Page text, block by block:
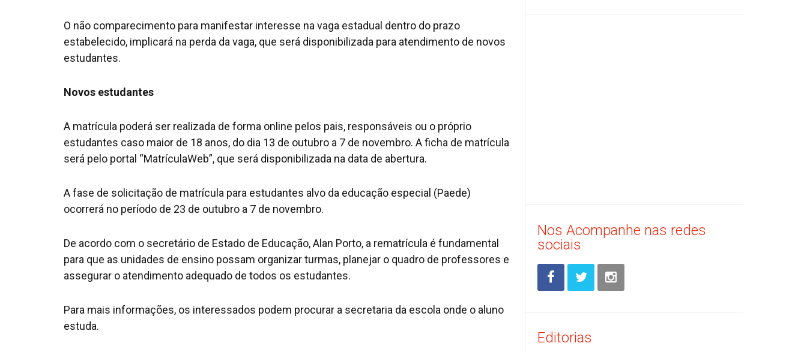
O não comparecimento para manifestar interesse na vaga estadual dentro do prazo
estabelecido, implicará na perda da vaga, que será disponibilizada para atendimento de novos
estudantes.
Novos estudantes
A matrícula poderá ser realizada de forma online pelos pais, responsáveis ou o próprio
estudantes caso maior de 18 anos, do dia 13 de outubro a 7 de novembro. A ficha de matrícula
será pelo portal “MatrículaWeb”, que será disponibilizada na data de abertura.
A fase de solicitação de matrícula para estudantes alvo da educação especial (Paede)
ocorrerá no período de 23 de outubro a 7 de novembro.
De acordo com o secretário de Estado de Educação, Alan Porto, a rematrícula é fundamental
para que as unidades de ensino possam organizar turmas, planejar o quadro de professores e
assegurar o atendimento adequado de todos os estudantes.
Para mais informações, os interessados podem procurar a secretaria da escola onde o aluno
estuda.
Nos Acompanhe nas redes
sociais
Editorias